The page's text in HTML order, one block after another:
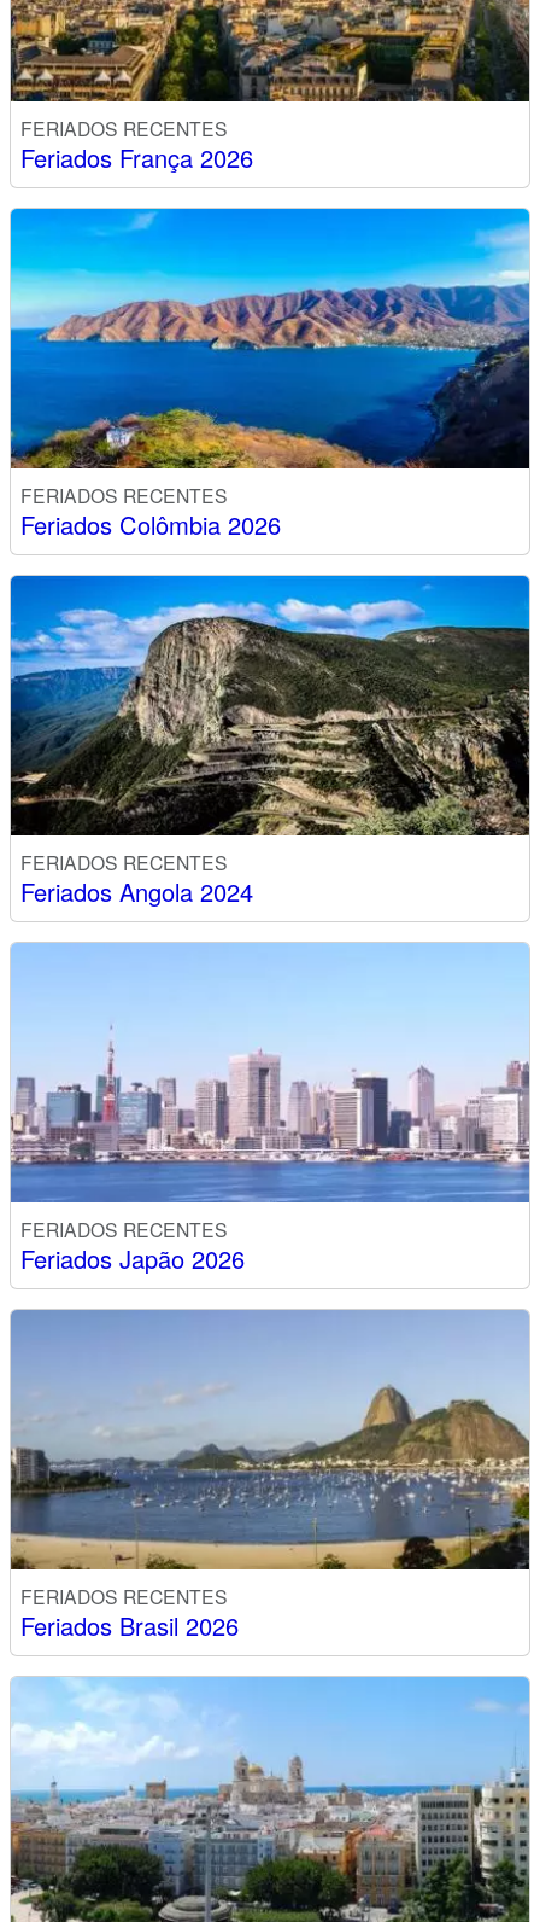
FERIADOS RECENTES
Feriados França 2026
FERIADOS RECENTES
Feriados Colômbia 2026
FERIADOS RECENTES
Feriados Angola 2024
FERIADOS RECENTES
Feriados Japão 2026
FERIADOS RECENTES
Feriados Brasil 2026